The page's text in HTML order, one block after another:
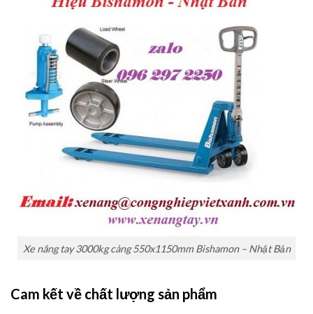
Xe nâng tay 3000kg càng 550x1150mm Bishamon – Nhật Bản
Cam kết về chất lượng sản phẩm